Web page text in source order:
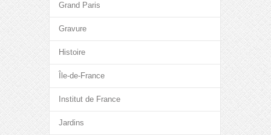
Grand Paris
Gravure
Histoire
Île-de-France
Institut de France
Jardins